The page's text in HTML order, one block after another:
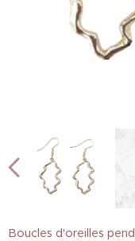
Boucles d'oreilles